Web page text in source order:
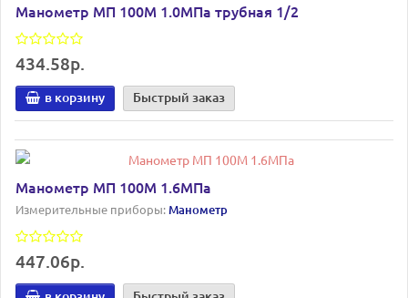
Манометр МП 100М 1.0МПа трубная 1/2
434.58р.
в корзину Быстрый заказ
Манометр МП 100М 1.6МПа
Измерительные приборы:Манометр
447.06р.